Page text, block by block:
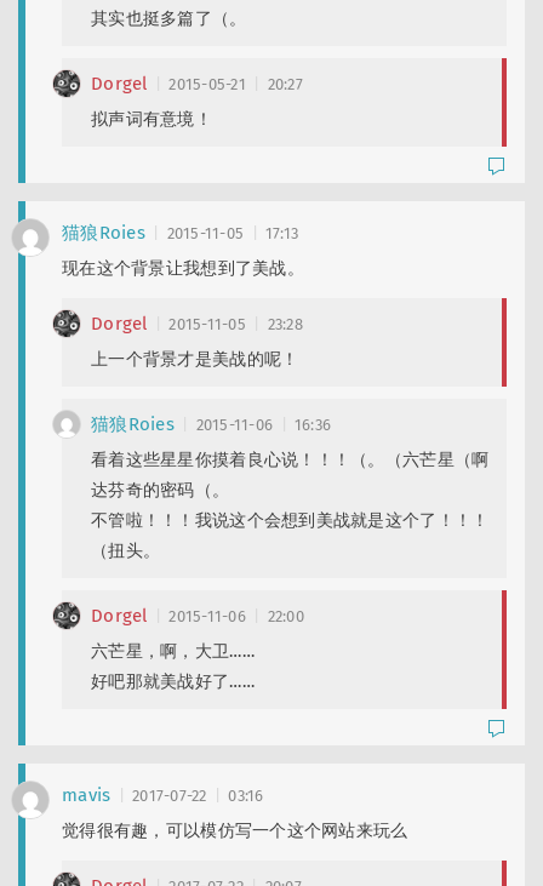
其实也挺多篇了（。
Dorgel 2015-05-21 20:27
拟声词有意境！
猫狼Roies 2015-11-05 17:13
现在这个背景让我想到了美战。
Dorgel 2015-11-05 23:28
上一个背景才是美战的呢！
猫狼Roies 2015-11-06 16:36
看着这些星星你摸着良心说！！！（。（六芒星（啊
达芬奇的密码（。
不管啦！！！我说这个会想到美战就是这个了！！！
（扭头。
Dorgel 2015-11-06 22:00
六芒星，啊，大卫……
好吧那就美战好了……
mavis 2017-07-22 03:16
觉得很有趣，可以模仿写一个这个网站来玩么